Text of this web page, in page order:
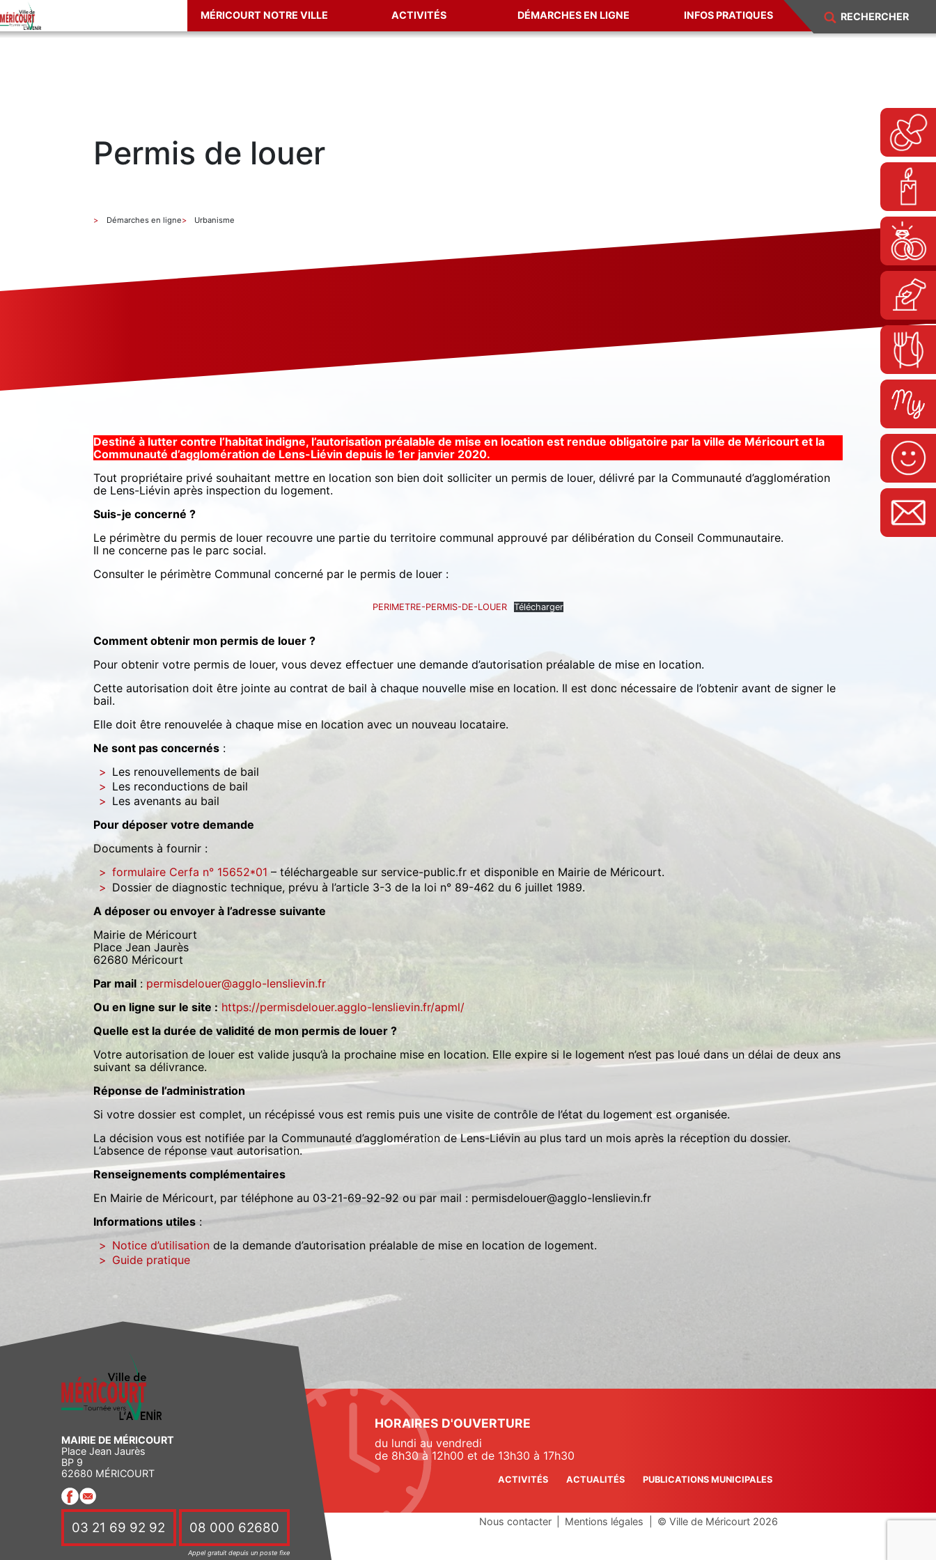
MÉRICOURT NOTRE VILLE ACTIVITÉS DÉMARCHES EN LIGNE INFOS PRATIQUES
Permis de louer
Démarches en ligne Urbanisme
Destiné à lutter contre l’habitat indigne, l’autorisation préalable de mise en location est rendue obligatoire par la ville de Méricourt et la
Communauté d’agglomération de Lens-Liévin depuis le 1er janvier 2020.
Tout propriétaire privé souhaitant mettre en location son bien doit solliciter un permis de louer, délivré par la Communauté d’agglomération
de Lens-Liévin après inspection du logement.
Suis-je concerné ?
Le périmètre du permis de louer recouvre une partie du territoire communal approuvé par délibération du Conseil Communautaire.
Il ne concerne pas le parc social.
Consulter le périmètre Communal concerné par le permis de louer :
PERIMETRE-PERMIS-DE-LOUER Télécharger
Comment obtenir mon permis de louer ?
Pour obtenir votre permis de louer, vous devez effectuer une demande d’autorisation préalable de mise en location.
Cette autorisation doit être jointe au contrat de bail à chaque nouvelle mise en location. Il est donc nécessaire de l’obtenir avant de signer le
bail.
Elle doit être renouvelée à chaque mise en location avec un nouveau locataire.
Ne sont pas concernés :
Les renouvellements de bail
Les reconductions de bail
Les avenants au bail
Pour déposer votre demande
Documents à fournir :
formulaire Cerfa n° 15652*01 – téléchargeable sur service-public.fr et disponible en Mairie de Méricourt.
Dossier de diagnostic technique, prévu à l’article 3-3 de la loi n° 89-462 du 6 juillet 1989.
A déposer ou envoyer à l’adresse suivante
Mairie de Méricourt
Place Jean Jaurès
62680 Méricourt
Par mail : permisdelouer@agglo-lenslievin.fr
Ou en ligne sur le site : https://permisdelouer.agglo-lenslievin.fr/apml/
Quelle est la durée de validité de mon permis de louer ?
Votre autorisation de louer est valide jusqu’à la prochaine mise en location. Elle expire si le logement n’est pas loué dans un délai de deux ans
suivant sa délivrance.
Réponse de l’administration
Si votre dossier est complet, un récépissé vous est remis puis une visite de contrôle de l’état du logement est organisée.
La décision vous est notifiée par la Communauté d’agglomération de Lens-Liévin au plus tard un mois après la réception du dossier.
L’absence de réponse vaut autorisation.
Renseignements complémentaires
En Mairie de Méricourt, par téléphone au 03-21-69-92-92 ou par mail : permisdelouer@agglo-lenslievin.fr
Informations utiles :
Notice d’utilisation de la demande d’autorisation préalable de mise en location de logement.
Guide pratique
HORAIRES D'OUVERTURE
du lundi au vendredi
de 8h30 à 12h00 et de 13h30 à 17h30
ACTIVITÉS ACTUALITÉS PUBLICATIONS MUNICIPALES
MAIRIE DE MÉRICOURT
Place Jean Jaurès
BP 9
62680 MÉRICOURT
03 21 69 92 92 08 000 62680
Appel gratuit depuis un poste fixe
Nous contacter Mentions légales © Ville de Méricourt 2026